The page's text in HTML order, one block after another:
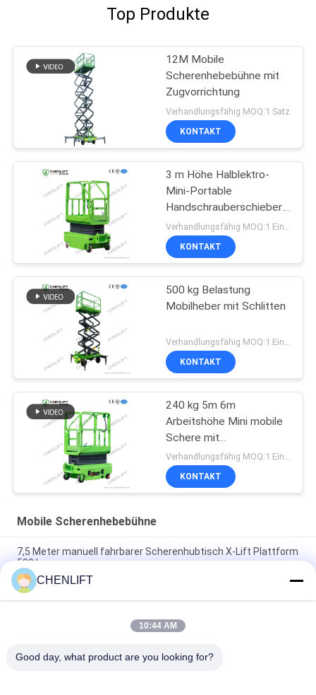
Top Produkte
12M Mobile
Scherenhebebühne mit
Zugvorrichtung
Verhandlungsfähig MOQ:1 Satz
KONTAKT
3 m Höhe Halblektro-
Mini-Portable
Handschrauberschieber
für Lager
KONTAKT
500 kg Belastung
Mobilheber mit Schlitten
KONTAKT
240 kg 5m 6m
Arbeitshöhe Mini mobile
Schere mit
Erweiterungsplattform
Verhandlungsfähig MOQ:1 Einheit
KONTAKT
Mobile Scherenhebebühne
7,5 Meter manuell fahrbarer Scherenhubtisch X-Lift Plattform
500 kg
14M kleiner elektrischer Scherenhubtisch mit motorisiertem
Gerät, Tragfähigkeit 450 kg
Mini-Handhubarbeitsbühne 3,9 Meter mit rutschfester
CHENLIFT
10:44 AM
Good day, what product are you looking for?